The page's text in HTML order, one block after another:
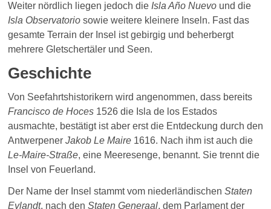
Weiter nördlich liegen jedoch die Isla Año Nuevo und die
Isla Observatorio sowie weitere kleinere Inseln. Fast das
gesamte Terrain der Insel ist gebirgig und beherbergt
mehrere Gletschertäler und Seen.
Geschichte
Von Seefahrtshistorikern wird angenommen, dass bereits
Francisco de Hoces 1526 die Isla de los Estados
ausmachte, bestätigt ist aber erst die Entdeckung durch den
AntwerpenerJakob Le Maire 1616. Nach ihm ist auch die
Le-Maire-Straße, eine Meeresenge, benannt. Sie trennt die
Insel von Feuerland.
Der Name der Insel stammt vom niederländischen Staten
Eylandt, nach denStaten Generaal, dem Parlament der